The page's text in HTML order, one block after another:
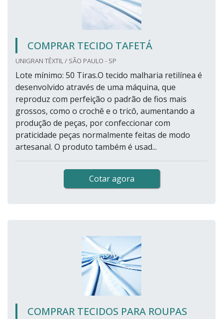
COMPRAR TECIDO TAFETÁ
UNIGRAN TÊXTIL / SÃO PAULO - SP
Lote mínimo: 50 Tiras.O tecido malharia retilínea é
desenvolvido através de uma máquina, que
reproduz com perfeição o padrão de fios mais
grossos, como o crochê e o tricô, aumentando a
produção de peças, por confeccionar com
praticidade peças normalmente feitas de modo
artesanal. O produto também é usad...
Cotar agora
COMPRAR TECIDOS PARA ROUPAS